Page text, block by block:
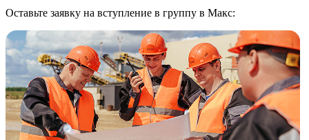
Оставьте заявку на вступление в группу в Макс: